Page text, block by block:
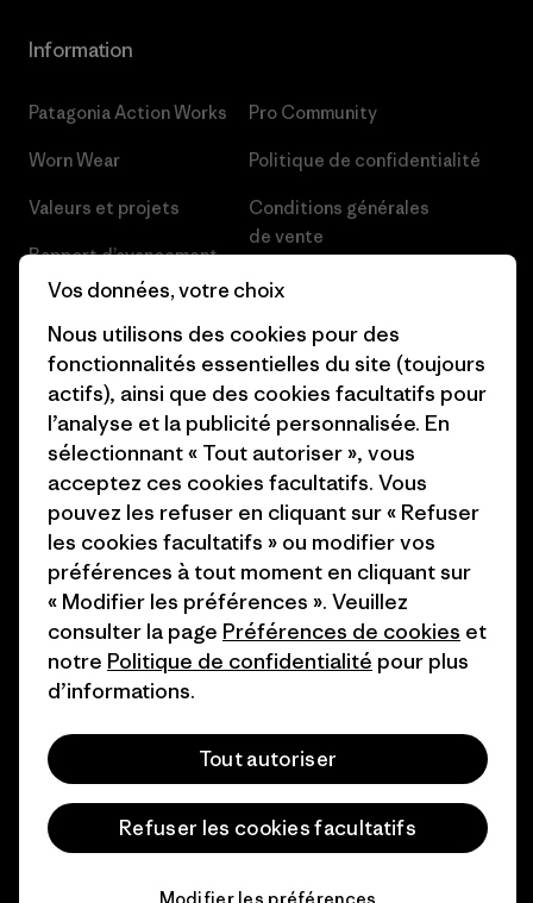
Information
Patagonia Action Works
Worn Wear
Valeurs et projets
Rapport d’avancement
Business Unusual
Objectifs climatiques
1% For The Planet
Comment nous finançons
Cartes cadeaux
Nos magasins
Pro Community
Politique de confidentialité
Conditions générales
de vente
Préférences de cookie
Carrières
Presse et media
Industry program
Programme d’affiliation
Patagonia France Plan du site
© 2026 Patagonia, Inc. All Rights Reserved.
Vos données, votre choix
Nous utilisons des cookies pour des
fonctionnalités essentielles du site (toujours
actifs), ainsi que des cookies facultatifs pour
l’analyse et la publicité personnalisée. En
sélectionnant « Tout autoriser », vous
acceptez ces cookies facultatifs. Vous
pouvez les refuser en cliquant sur « Refuser
les cookies facultatifs » ou modifier vos
préférences à tout moment en cliquant sur
« Modifier les préférences ». Veuillez
consulter la page Préférences de cookies et
notre Politique de confidentialité pour plus
d’informations.
Tout autoriser
Refuser les cookies facultatifs